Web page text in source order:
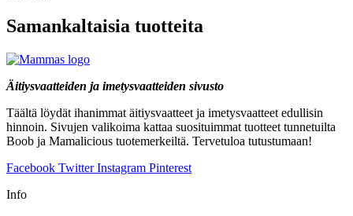
Samankaltaisia tuotteita
Äitiysvaatteiden ja imetysvaatteiden sivusto
Täältä löydät ihanimmat äitiysvaatteet ja imetysvaatteet edullisin
hinnoin. Sivujen valikoima kattaa suosituimmat tuotteet tunnetuilta
Boob ja Mamalicious tuotemerkeiltä. Tervetuloa tutustumaan!
Facebook Twitter Instagram Pinterest
Info